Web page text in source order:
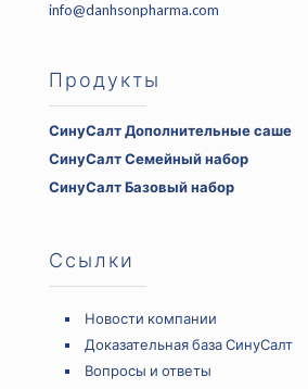
info@danhsonpharma.com
Продукты
СинуСалт Дополнительные саше
Original
price
was:
Current
price
is:
СинуСалт Семейный набор
Original
price
Current
price
СинуСалт Базовый набор
800 ₴.
560 ₴.
Ссылки
Новости компании
Доказательная база СинуСалт
Вопросы и ответы